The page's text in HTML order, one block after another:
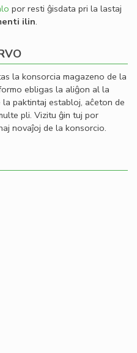
por resti ĝisdata pri la lastaj
ilin.
la konsorcia magazeno de la
ebligas la aliĝon al la
paktintaj establoj, aĉeton de
pli. Vizitu ĝin tuj por
novaĵoj de la konsorcio.